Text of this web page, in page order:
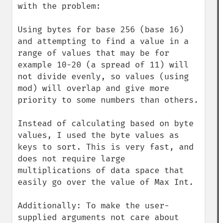
with the problem:
Using bytes for base 256 (base 16)
and attempting to find a value in a
range of values that may be for
example 10-20 (a spread of 11) will
not divide evenly, so values (using
mod) will overlap and give more
priority to some numbers than others.
Instead of calculating based on byte
values, I used the byte values as
keys to sort. This is very fast, and
does not require large
multiplications of data space that
easily go over the value of Max Int.
Additionally: To make the user-
supplied arguments not care about